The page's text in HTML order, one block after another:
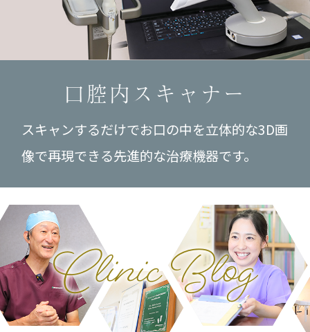
口腔内スキャナー
スキャンするだけでお口の中を立体的な3D画
像で再現できる先進的な治療機器です。
Clinic Blog